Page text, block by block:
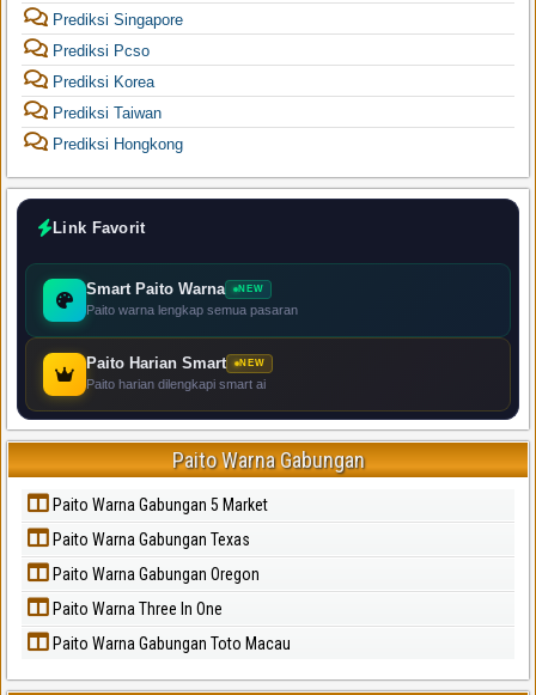
Prediksi Singapore
Prediksi Pcso
Prediksi Korea
Prediksi Taiwan
Prediksi Hongkong
Link Favorit
Smart Paito Warna NEW
Paito warna lengkap semua pasaran
Paito Harian Smart NEW
Paito harian dilengkapi smart ai
Paito Warna Gabungan
Paito Warna Gabungan 5 Market
Paito Warna Gabungan Texas
Paito Warna Gabungan Oregon
Paito Warna Three In One
Paito Warna Gabungan Toto Macau